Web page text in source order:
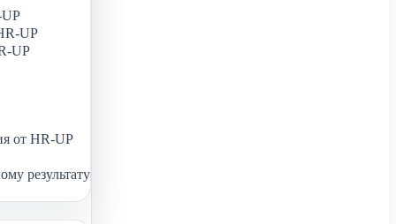
UP
UP
от HR-UP
результату